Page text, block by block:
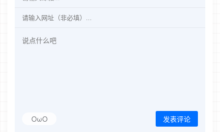
OωO 发表评论